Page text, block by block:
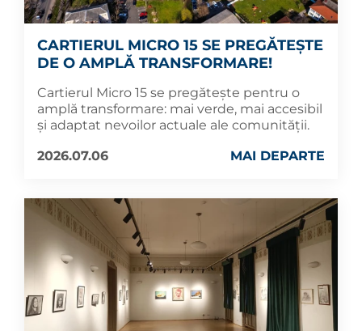
CARTIERUL MICRO 15 SE PREGĂTEȘTE
DE O AMPLĂ TRANSFORMARE!
Cartierul Micro 15 se pregătește pentru o
amplă transformare: mai verde, mai accesibil
și adaptat nevoilor actuale ale comunității.
2026.07.06
MAI DEPARTE